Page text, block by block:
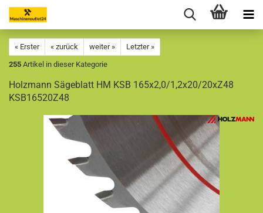
« Erster « zurück weiter »
Letzter »
255 Artikel in dieser Kategorie
Holzmann Sägeblatt HM KSB 165x2,0/1,2x20/20xZ48
KSB16520Z48